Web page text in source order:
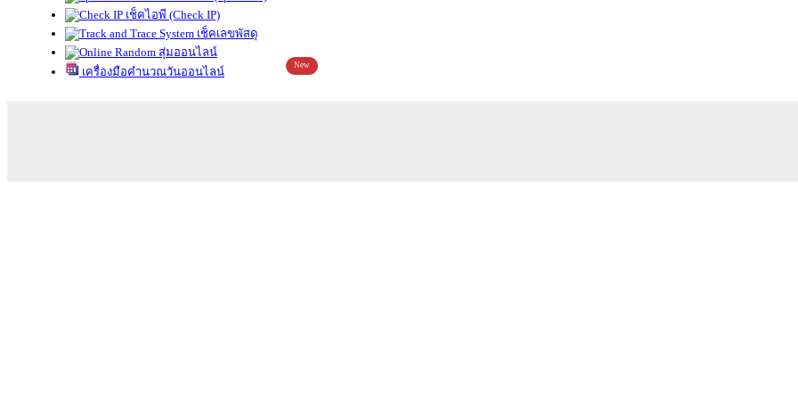
เช็คไอพี (Check IP)
เช็คเลขพัสดุ
สุ่มออนไลน์
เครื่องมือคำนวณวันออนไลน์
New